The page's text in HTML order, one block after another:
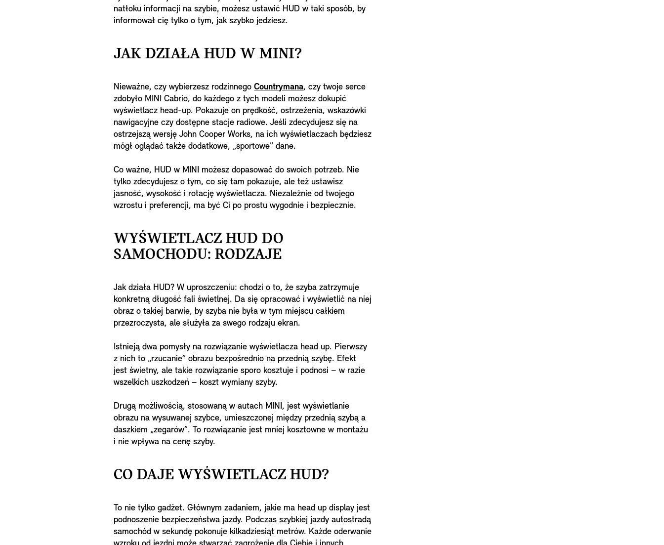
natłoku informacji na szybie, możesz ustawić HUD w taki sposób, by
informował cię tylko o tym, jak szybko jedziesz.
JAK DZIAŁA HUD W MINI?
Nieważne, czy wybierzesz rodzinnegoCountrymana, czy twoje serce
zdobyło MINI Cabrio, do każdego z tych modeli możesz dokupić
wyświetlacz head-up. Pokazuje on prędkość, ostrzeżenia, wskazówki
nawigacyjne czy dostępne stacje radiowe. Jeśli zdecydujesz się na
ostrzejszą wersję John Cooper Works, na ich wyświetlaczach będziesz
mógł oglądać także dodatkowe, „sportowe” dane.
Co ważne, HUD w MINI możesz dopasować do swoich potrzeb. Nie
tylko zdecydujesz o tym, co się tam pokazuje, ale też ustawisz
jasność, wysokość i rotację wyświetlacza. Niezależnie od twojego
wzrostu i preferencji, ma być Ci po prostu wygodnie i bezpiecznie.
WYŚWIETLACZ HUD DO
SAMOCHODU: RODZAJE
Jak działa HUD? W uproszczeniu: chodzi o to, że szyba zatrzymuje
konkretną długość fali świetlnej. Da się opracować i wyświetlić na niej
obraz o takiej barwie, by szyba nie była w tym miejscu całkiem
przezroczysta, ale służyła za swego rodzaju ekran.
Istnieją dwa pomysły na rozwiązanie wyświetlacza head up. Pierwszy
z nich to „rzucanie” obrazu bezpośrednio na przednią szybę. Efekt
jest świetny, ale takie rozwiązanie sporo kosztuje i podnosi – w razie
wszelkich uszkodzeń – koszt wymiany szyby.
Drugą możliwością, stosowaną w autach MINI, jest wyświetlanie
obrazu na wysuwanej szybce, umieszczonej między przednią szybą a
daszkiem „zegarów”. To rozwiązanie jest mniej kosztowne w montażu
i nie wpływa na cenę szyby.
CO DAJE WYŚWIETLACZ HUD?
To nie tylko gadżet. Głównym zadaniem, jakie ma head up display jest
podnoszenie bezpieczeństwa jazdy. Podczas szybkiej jazdy autostradą
samochód w sekundę pokonuje kilkadziesiąt metrów. Każde oderwanie